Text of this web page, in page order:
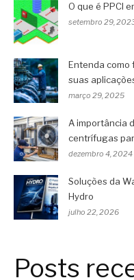
O que é PPCI
setembro 29,
Entenda como
suas
março 29, 2025
A importância
centrífugas
dezembro 4, 2024
Soluções da
Hydro
julho 22, 2026
Posts